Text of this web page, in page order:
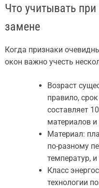
Что учитывать
замене
Когда признаки
окон важно учесть
Возраст
правило,
составляет
материалов и
Материал:
по-разному
температур,
Класс
технологии